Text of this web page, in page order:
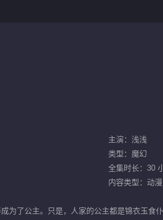
主演：浅浅
类型：魔幻
全集时长：30
内容类型：动漫
为了公主。只是，人家的公主都是锦衣玉